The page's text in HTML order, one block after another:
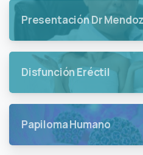
Presentación Dr
Disfunción Eréctil
Papiloma Humano